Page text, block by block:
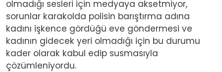
olmadığı sesleri için medyaya aksetmiyor,
sorunlar karakolda polisin barıştırma adına
kadını işkence gördüğü eve göndermesi ve
kadının gidecek yeri olmadığı için bu durumu
kader olarak kabul edip susmasıyla
çözümleniyordu.